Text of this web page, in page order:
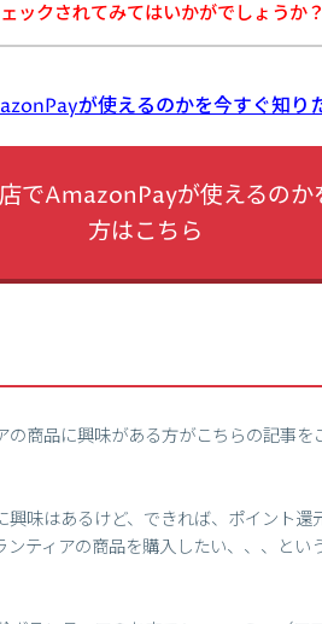
ックされてみてはいかがでしょうか？
が使えるのかを今すぐ知り
でAmazonPayが使えるのか
方はこちら
の商品に興味がある方がこちらの記事を
興味はあるけど、できれば、ポイント
ティアの商品を購入したい、、、とい